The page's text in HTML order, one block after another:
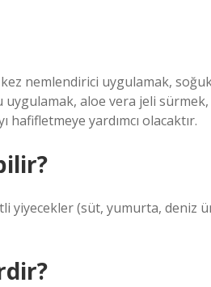
kez nemlendirici uygulamak,
uygulamak, aloe vera jeli
yardımcı olacaktır.
yiyecekler (süt, yumurta, deniz